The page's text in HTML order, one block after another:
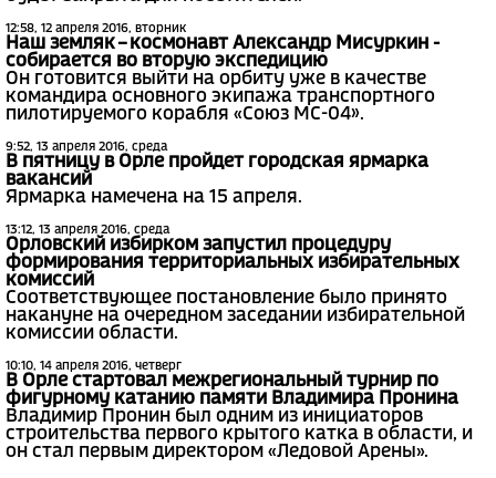
12:58, 12 апреля 2016, вторник
Наш земляк – космонавт Александр Мисуркин -
собирается во вторую экспедицию
Он готовится выйти на орбиту уже в качестве
командира основного экипажа транспортного
пилотируемого корабля «Союз МС-04».
9:52, 13 апреля 2016, среда
В пятницу в Орле пройдет городская ярмарка
вакансий
Ярмарка намечена на 15 апреля.
13:12, 13 апреля 2016, среда
Орловский избирком запустил процедуру
формирования территориальных избирательных
комиссий
Соответствующее постановление было принято
накануне на очередном заседании избирательной
комиссии области.
10:10, 14 апреля 2016, четверг
В Орле стартовал межрегиональный турнир по
фигурному катанию памяти Владимира Пронина
Владимир Пронин был одним из инициаторов
строительства первого крытого катка в области, и
он стал первым директором «Ледовой Арены».